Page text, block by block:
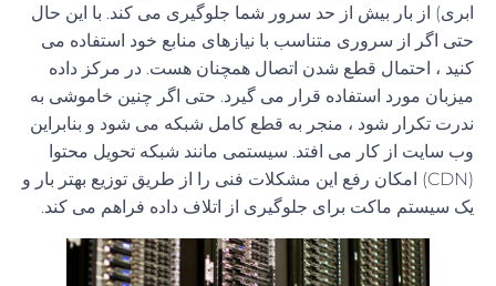
ابری) از بار بیش از حد سرور شما جلوگیری می کند. با این حال
حتی اگر از سروری متناسب با نیازهای منابع خود استفاده می
کنید ، احتمال قطع شدن اتصال همچنان هست. در مرکز داده
میزبان مورد استفاده قرار می گیرد. حتی اگر چنین خاموشی به
ندرت تکرار شود ، منجر به قطع کامل شبکه می شود و بنابراین
وب سایت از کار می افتد. سیستمی مانند شبکه تحویل محتوا
(CDN) امکان رفع این مشکلات فنی را از طریق توزیع بهتر بار و
یک سیستم ماکت برای جلوگیری از اتلاف داده فراهم می کند.